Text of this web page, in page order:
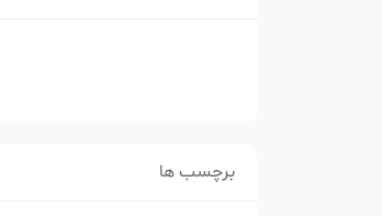
برچسب ها